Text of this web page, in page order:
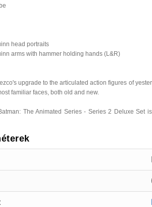
head portraits
arms with hammer holding hands (L&R)
upgrade to the articulated action figures of
familiar faces, both old and new.
The Animated Series - Series 2 Deluxe Set